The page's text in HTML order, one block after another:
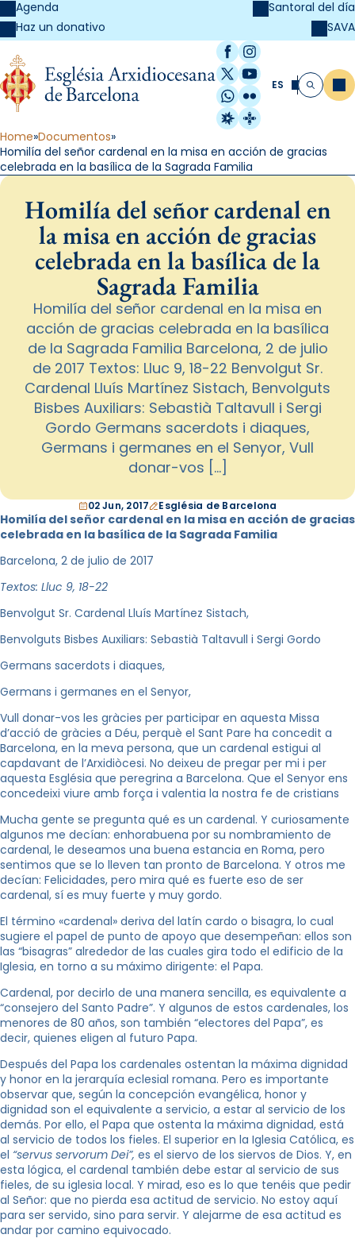
Agenda
Haz un donativo
Santoral del día
SAVA
Facebook
Instagram
X / Twitter
YouTube
WhatsApp
Flickr
Radio Estel
Catalunya
ES Buscar
Home Documentos
Homilía del señor cardenal en la misa en acción de gracias
celebrada en la basílica de la Sagrada Familia
Homilía del señor cardenal en
la misa en acción de gracias
celebrada en la basílica de la
Sagrada Familia
Homilía del señor cardenal en la misa en
acción de gracias celebrada en la basílica
de la Sagrada Familia Barcelona, 2 de julio
de 2017 Textos: Lluc 9, 18-22 Benvolgut Sr.
Cardenal Lluís Martínez Sistach, Benvolguts
Bisbes Auxiliars: Sebastià Taltavull i Sergi
Gordo Germans sacerdots i diaques,
Germans i germanes en el Senyor, Vull
donar-vos […]
02 Jun, 2017 Església de Barcelona
Homilía del señor cardenal en la misa en acción de gracias
celebrada en la basílica de la Sagrada Familia
Barcelona, 2 de julio de 2017
Textos: Lluc 9, 18-22
Benvolgut Sr. Cardenal Lluís Martínez Sistach,
Benvolguts Bisbes Auxiliars: Sebastià Taltavull i Sergi Gordo
Germans sacerdots i diaques,
Germans i germanes en el Senyor,
Vull donar-vos les gràcies per participar en aquesta Missa
d’acció de gràcies a Déu, perquè el Sant Pare ha concedit a
Barcelona, en la meva persona, que un cardenal estigui al
capdavant de l’Arxidiòcesi. No deixeu de pregar per mi i per
aquesta Església que peregrina a Barcelona. Que el Senyor ens
concedeixi viure amb força i valentia la nostra fe de cristians
Mucha gente se pregunta qué es un cardenal. Y curiosamente
algunos me decían: enhorabuena por su nombramiento de
cardenal, le deseamos una buena estancia en Roma, pero
sentimos que se lo lleven tan pronto de Barcelona. Y otros me
decían: Felicidades, pero mira qué es fuerte eso de ser
cardenal, sí es muy fuerte y muy gordo.
El término «cardenal» deriva del latín cardo o bisagra, lo cual
sugiere el papel de punto de apoyo que desempeñan: ellos son
las “bisagras” alrededor de las cuales gira todo el edificio de la
Iglesia, en torno a su máximo dirigente: el Papa.
Cardenal, por decirlo de una manera sencilla, es equivalente a
“consejero del Santo Padre”. Y algunos de estos cardenales, los
menores de 80 años, son también “electores del Papa”, es
decir, quienes eligen al futuro Papa.
Después del Papa los cardenales ostentan la máxima dignidad
y honor en la jerarquía eclesial romana. Pero es importante
observar que, según la concepción evangélica, honor y
dignidad son el equivalente a servicio, a estar al servicio de los
demás. Por ello, el Papa que ostenta la máxima dignidad, está
al servicio de todos los fieles. El superior en la Iglesia Católica, es
el “servus servorum Dei”, es el siervo de los siervos de Dios. Y, en
esta lógica, el cardenal también debe estar al servicio de sus
fieles, de su iglesia local. Y mirad, eso es lo que tenéis que pedir
al Señor: que no pierda esa actitud de servicio. No estoy aquí
para ser servido, sino para servir. Y alejarme de esa actitud es
andar por camino equivocado.